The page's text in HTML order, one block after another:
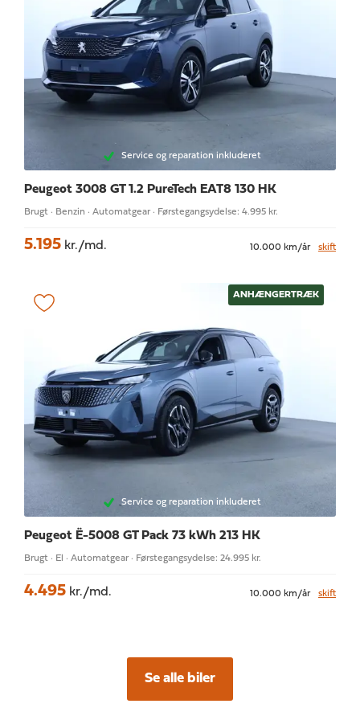
Service og reparation inkluderet
Peugeot 3008 GT 1.2 PureTech EAT8 130 HK
Brugt · Benzin · Automatgear · Førstegangsydelse: 4.995 kr.
5.195 kr./md. 10.000 km/år skift
ANHÆNGERTRÆK
Service og reparation inkluderet
Peugeot Ë-5008 GT Pack 73 kWh 213 HK
Brugt · El · Automatgear · Førstegangsydelse: 24.995 kr.
4.495 kr./md. 10.000 km/år skift
Se alle biler